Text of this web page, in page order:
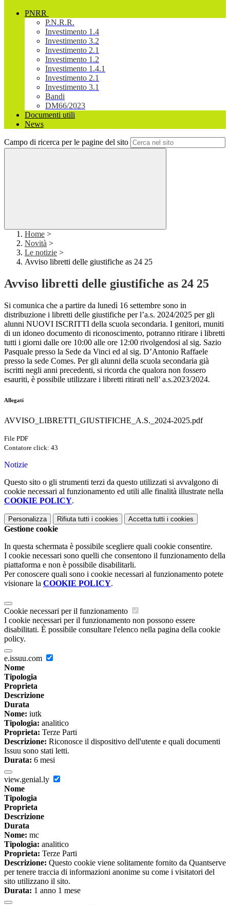
PNRR
P.N.R.R.
Investimento 1.4
Investimento 3.2
Investimento 2.1
Investimento 1.2
Investimento 1.4.1
Investimento 2.1
Investimento 3.1
Bandi
DM66/2023
Documenti utili
News
Campo di ricerca per le pagine del sito
Home >
Novità >
Le notizie >
Avviso libretti delle giustifiche as 24 25
Avviso libretti delle giustifiche as 24 25
Si comunica che a partire da lunedì 16 settembre sono in
distribuzione i libretti delle giustifiche per l’a.s. 2024/2025 per gli
alunni NUOVI ISCRITTI della scuola secondaria. I genitori, muniti
di un idoneo documento di riconoscimento, potranno ritirare i libretti
tutti i giorni dalle ore 10:00 alle ore 12:00 rivolgendosi al sig. Sazio
Pasquale presso la Sede da Vinci ed al sig. D’Antonio Raffaele
presso la sede Comes. Per gli alunni della scuola secondaria già
iscritti negli anni precedenti, si ricorda che qualora non fossero
esauriti, è possibile utilizzare i libretti ritirati nell’ a.s.2023/2024.
Allegati
AVVISO_LIBRETTI_GIUSTIFICHE_A.S._2024-2025.pdf
File PDF
Contatore click: 43
Notizie
Questo sito o gli strumenti terzi da questo utilizzati si avvalgono di
cookie necessari al funzionamento ed utili alle finalità illustrate nella
COOKIE POLICY.
Personalizza Rifiuta tutti i cookies Accetta tutti i cookies
Gestione cookie
In questa schermata è possibile scegliere quali cookie consentire.
I cookie necessari sono quelli che consentono il funzionamento della
piattaforma e non è possibile disabilitarli.
Per conoscere quali sono i cookie necessari al funzionamento potete
visionare la COOKIE POLICY.
Cookie necessari per il funzionamento
I cookie necessari per il funzionamento non possono essere
disabilitati. È possibile consultare l'elenco nella pagina della cookie
policy.
e.issuu.com
Nome
Tipologia
Proprieta
Descrizione
Durata
Nome: iutk
Tipologia: analitico
Proprieta: Terze Parti
Descrizione: Riconosce il dispositivo dell'utente e quali documenti
Issuu sono stati letti.
Durata: 6 mesi
view.genial.ly
Nome
Tipologia
Proprieta
Descrizione
Durata
Nome: mc
Tipologia: analitico
Proprieta: Terze Parti
Descrizione: Questo cookie viene solitamente fornito da Quantserve
per tenere traccia di informazioni anonime su come i visitatori del
sito utilizzano il sito.
Durata: 1 anno 1 mese